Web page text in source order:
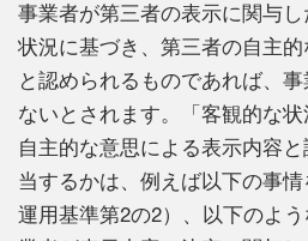
事業者が第三者の表示に関与
状況に基づき、第三者の自主
と認められるものであれば、
ないとされます。「客観的な
自主的な意思による表示内容
当するかは、例えば以下の事
運用基準第2の2）、以下のよ